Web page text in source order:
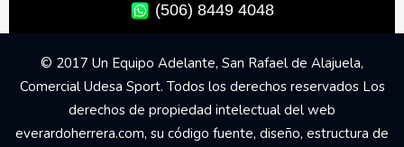
(506) 8449 4048
© 2017 Un Equipo Adelante, San Rafael de Alajuela,
Comercial Udesa Sport. Todos los derechos reservados Los
derechos de propiedad intelectual del web
everardoherrera.com, su código fuente, diseño, estructura de